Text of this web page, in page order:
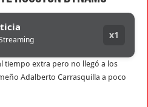
x1
tiempo extra pero no llegó a los
Adalberto Carrasquilla a poco